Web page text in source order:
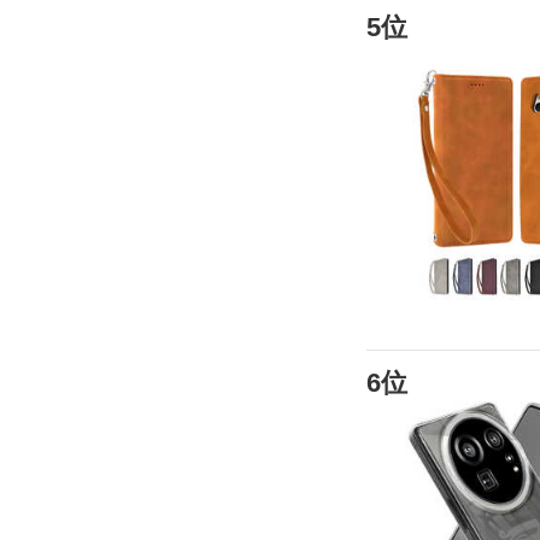
5位
6位